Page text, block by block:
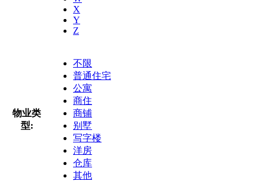
X
Y
Z
物业类
型:
不限
普通住宅
公寓
商住
商铺
别墅
写字楼
洋房
仓库
其他